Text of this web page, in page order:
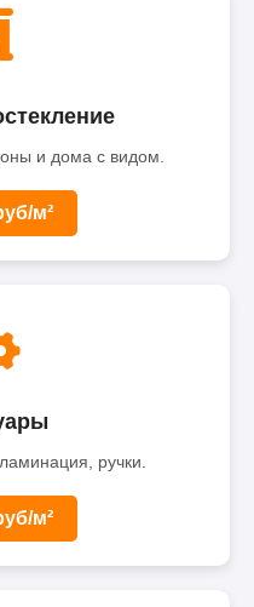
и дома с видом.
м²
ручки.
м²